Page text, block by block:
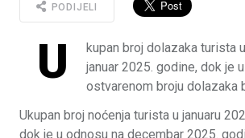
PODIJELI
U
kupan broj dolazaka turista
januar 2025. godine, dok je
ostvarenom broju dolazaka
Ukupan broj noćenja turista u januaru
dok je u odnosu na decembar 2025.